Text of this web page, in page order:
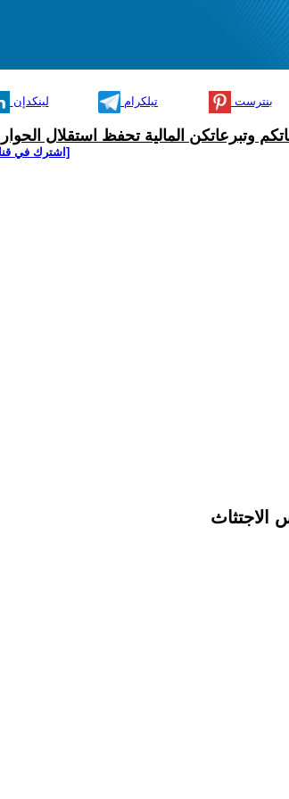
لينكدإن تيلكرام بنترست
وتبرعاتكن المالية تحفظ استقلال
[اشترك في
الاجتثاث